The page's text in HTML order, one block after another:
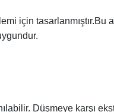
için tasarlanmıştır.Bu
Düşmeye karşı